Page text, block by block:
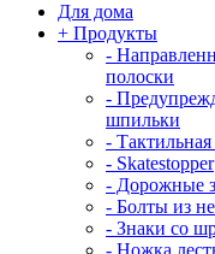
Для дома
+ Продукты
-
полоски
-
шпильки
-
- Skatestopper
- Дорожные
- Болты из
- Знаки со
- Ножка